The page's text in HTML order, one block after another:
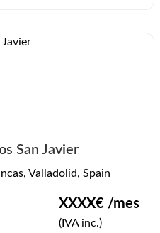
San Javier
Valladolid, Spain
XXXX€ /mes
(IVA inc.)